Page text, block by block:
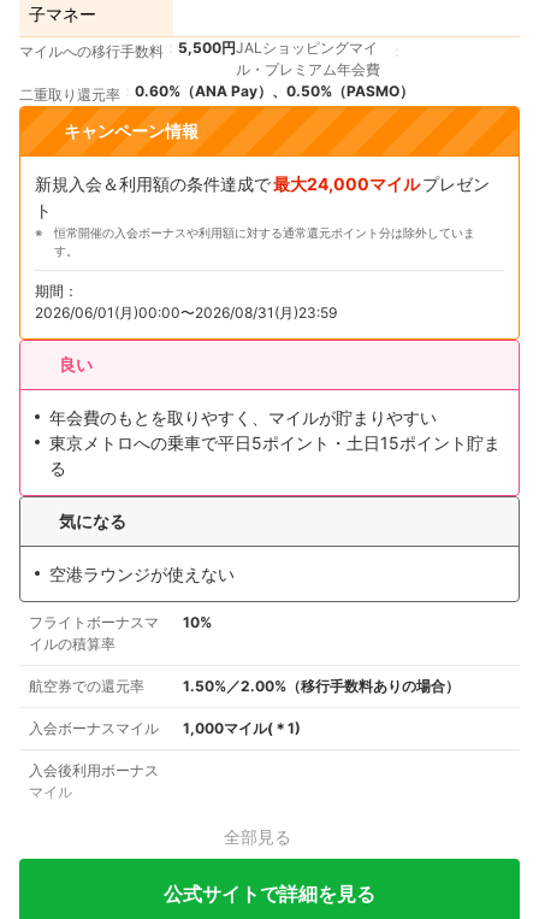
子マネー
マイルへの移行手数料 5,500円JALショッピングマイ
ル・プレミアム年会費
二重取り還元率
0.60%（ANA Pay）、0.50%（PASMO）
キャンペーン情報
新規入会＆利用額の条件達成で最大24,000マイルプレゼン
ト
恒常開催の入会ボーナスや利用額に対する通常還元ポイント分は除外していま
す。
期間：
2026/06/01(月)00:00〜2026/08/31(月)23:59
良い
年会費のもとを取りやすく、マイルが貯まりやすい
東京メトロへの乗車で平日5ポイント・土日15ポイント貯ま
る
気になる
空港ラウンジが使えない
フライトボーナスマ
イルの積算率
10%
航空券での還元率 1.50%／2.00%（移行手数料ありの場合）
入会ボーナスマイル 1,000マイル(＊ 1)
入会後利用ボーナス
マイル
全部見る
公式サイトで詳細を見る